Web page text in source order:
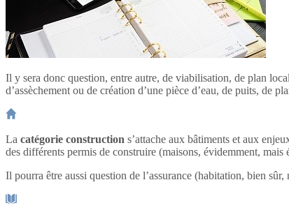
Il y sera donc question, entre autre, de viabilisation, de plan
d’assèchement ou de création d’une pièce d’eau, de puits, de
La catégorie construction s’attache aux bâtiments et aux
des différents permis de construire (maisons, évidemment,
Il pourra être aussi question de l’assurance (habitation, bien